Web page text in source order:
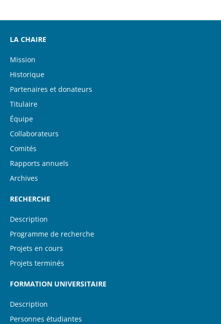
LA CHAIRE
Mission
Historique
Partenaires et donateurs
Titulaire
Équipe
Collaborateurs
Comités
Rapports annuels
Archives
RECHERCHE
Description
Programme de recherche(current)
Projets en cours
Projets terminés
FORMATION UNIVERSITAIRE
Description
Personnes étudiantes